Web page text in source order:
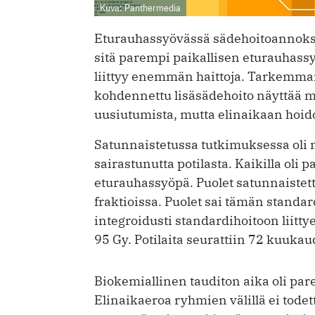
Kuva: Panthermedia
Eturauhassyövässä
sitä parempi paikallisen
liittyy enemmän haittoja.
kohdennettu lisä­sädehoito näyttää
uusiutumista, mutta elinaikaan
Satunnaistetussa tutkimuksessa oli
sairastunutta potilasta. Kaikilla oli
eturauhassyöpä. Puolet
fraktioissa. Puolet sai tämän
integroidusti standardihoitoon
95 Gy. Potilaita seurattiin 72
Biokemiallinen tauditon aika oli
Elinaikaeroa ryhmien välillä ei